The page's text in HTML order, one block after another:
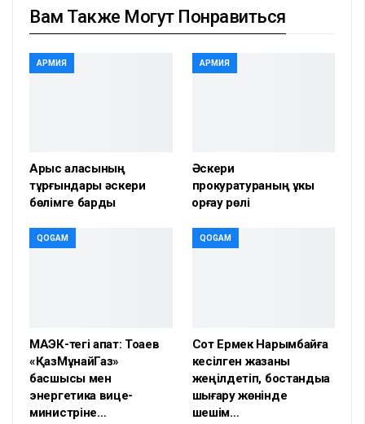
Вам Также Могут Понравиться
АРМИЯ
Арыс қаласының
тұрғындары әскери
бөлімге барды
АРМИЯ
Әскери
прокуратураның құкық
қорғау рөлі
QOGAM
МАЭК-тегі апат: Тоқаев
«ҚазМұнайГаз»
басшысы мен
энергетика вице-
министріне…
QOGAM
Сот Ермек Нарымбайға
кесілген жазаны
жеңілдетіп, бостандыққа
шығару жөнінде
шешім…